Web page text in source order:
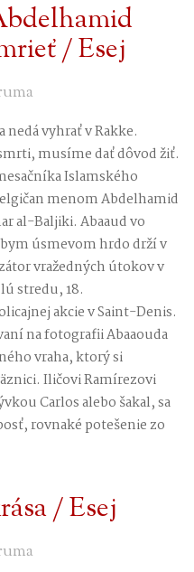
/ Esej
vyhrať v Rakke.
musíme dať dôvod žiť.
Islamského
menom Abdelhamid
al-Baljiki. Abaaud vo
úsmevom hrdo drží v
vražedných útokov v
stredu, 18.
akcie v Saint-Denis.
na fotografii Abaaouda
vraha, ktorý si
Iličovi Ramírezovi
Carlos alebo šakal, sa
rovnaké potešenie zo
/ Esej